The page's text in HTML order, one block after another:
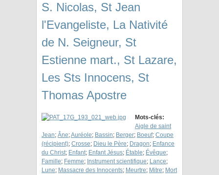
S. Nicolas, St Jean
l'Evangeliste, La Nativité
de N. Seigneur, St
Estienne mart., St Lazare,
Les Sts Innocens, St
Thomas Apostre
Mots-clés:
Aigle de saint
Jean; Âne;Auréole; Bassin; Berger; Boeuf; Coupe
(récipient); Crosse; Dieu le Père; Dragon; Enfance
du Christ; Enfant; Enfant Jésus; Étable; Évêque;
Famille; Femme; Instrument scientifique; Lance;
Lune; Massacre des Innocents; Meurtre; Mitre; Mort